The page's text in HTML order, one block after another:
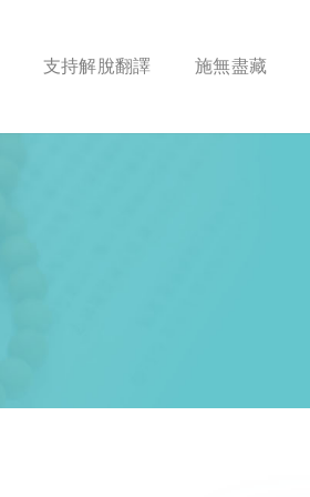
支持解脫翻譯 施無盡藏